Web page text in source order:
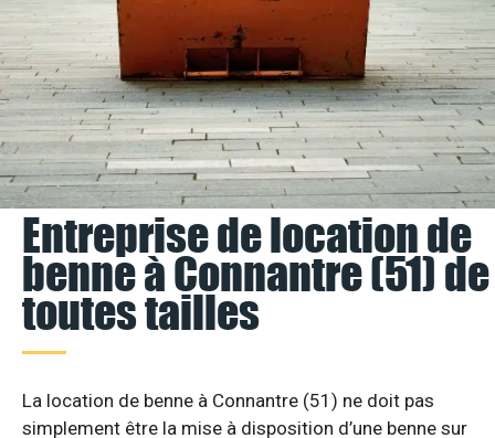
Entreprise de location de
benne à Connantre (51) de
toutes tailles
La location de benne à Connantre (51) ne doit pas
simplement être la mise à disposition d’une benne sur